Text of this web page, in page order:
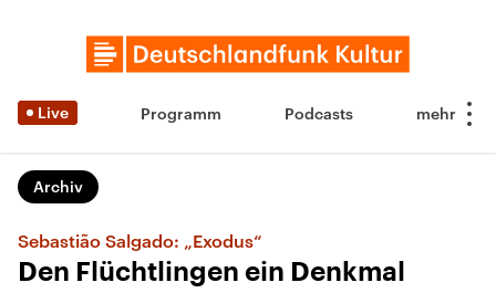
Live Programm Podcasts
Archiv
Sebastião Salgado: „Exodus“
Den Flüchtlingen ein Denkmal